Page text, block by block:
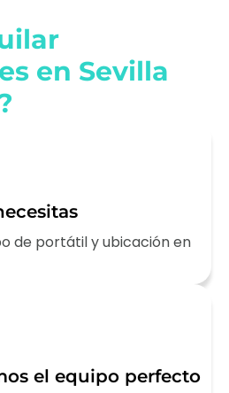
en Sevilla
de portátil y ubicación en
el equipo perfecto